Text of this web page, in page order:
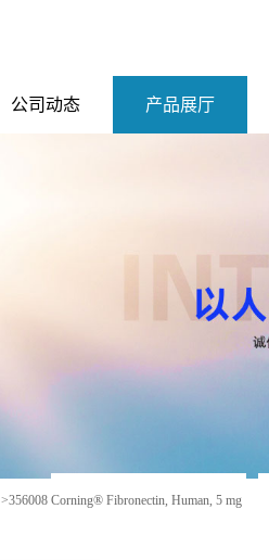
公司动态 产品展厅
>356008 Corning® Fibronectin, Human, 5 mg